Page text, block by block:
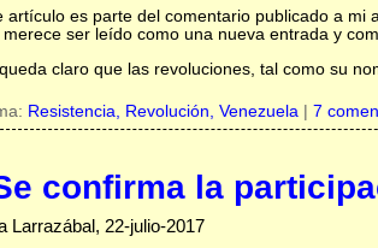
artículo es parte del comentario publicado a
merece ser leído como una nueva entrada y
claro que las revoluciones, tal como su
Resistencia, Revolución, Venezuela | 7
confirma la
Larrazábal, 22-julio-2017